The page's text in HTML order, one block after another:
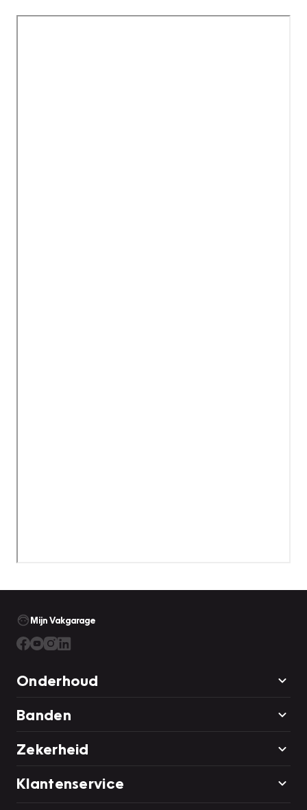
Mijn Vakgarage
Onderhoud
Banden
Zekerheid
Klantenservice